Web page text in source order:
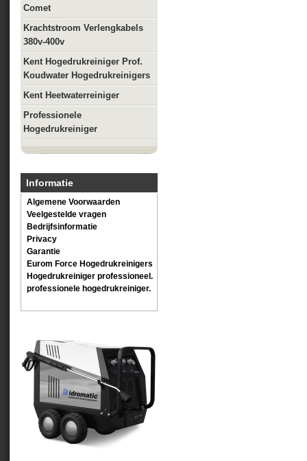
Comet
Krachtstroom Verlengkabels
380v-400v
Kent Hogedrukreiniger Prof.
Koudwater Hogedrukreinigers
Kent Heetwaterreiniger
Professionele
Hogedrukreiniger
Informatie
Algemene Voorwaarden
Veelgestelde vragen
Bedrijfsinformatie
Privacy
Garantie
Eurom Force Hogedrukreinigers
Hogedrukreiniger professioneel.
professionele hogedrukreiniger.